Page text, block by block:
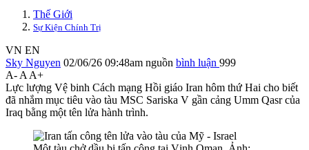
Thế Giới
Sự Kiện Chính Trị
VN EN
Sky Nguyen 02/06/26 09:48am nguồn bình luận 999
A- A A+
Lực lượng Vệ binh Cách mạng Hồi giáo Iran hôm thứ Hai cho biết
đã nhắm mục tiêu vào tàu MSC Sariska V gần cảng Umm Qasr của
Iraq bằng một tên lửa hành trình.